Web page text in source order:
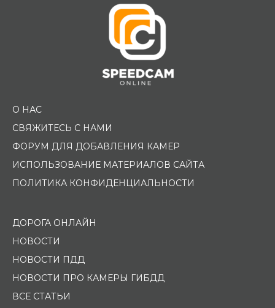
О НАС
СВЯЖИТЕСЬ С НАМИ
ФОРУМ ДЛЯ ДОБАВЛЕНИЯ КАМЕР
ИСПОЛЬЗОВАНИЕ МАТЕРИАЛОВ САЙТА
ПОЛИТИКА КОНФИДЕНЦИАЛЬНОСТИ
ДОРОГА ОНЛАЙН
НОВОСТИ
НОВОСТИ ПДД
НОВОСТИ ПРО КАМЕРЫ ГИБДД
ВСЕ СТАТЬИ